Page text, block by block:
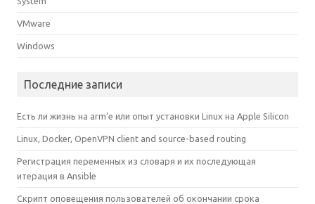
VMware
Windows
Последние записи
Есть ли жизнь на arm’е или опыт установки Linux на Apple Silicon
Linux, Docker, OpenVPN client and source-based routing
Регистрация переменных из словаря и их последующая
итерация в Ansible
Скрипт оповещения пользователей об окончании срока